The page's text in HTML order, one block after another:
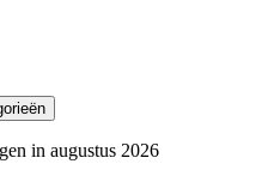
in augustus 2026